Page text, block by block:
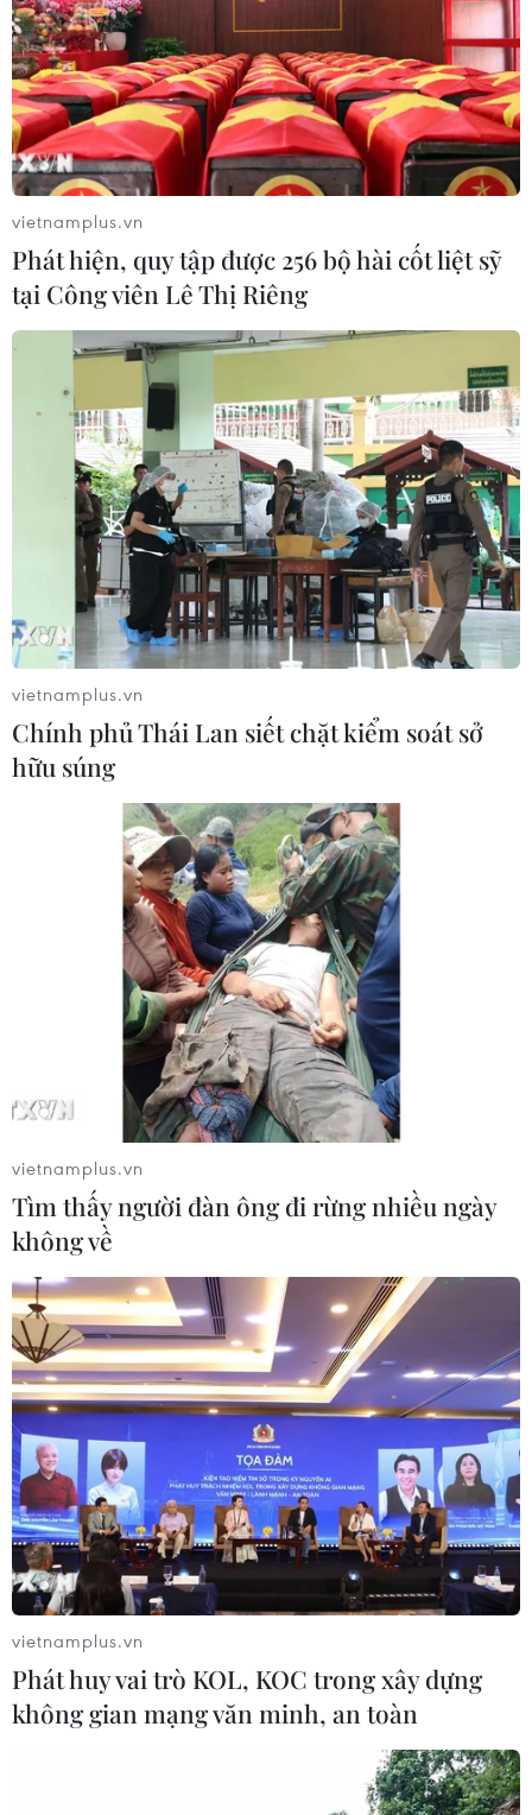
Hà Nội: "Ngược đời" đi chợ tranh tết mua tác phẩm
đương đại
14/02/2015 07:34
Không phải chữ Ông Đồ hay tranh Đông Hồ, Tết Art, chợ tranh Tết đương đại
đầu tiên được tổ chức, nhằm gợi lại nét đẹp truyền thống đang mất dần của
người Việt trong bối cảnh cuộc sống hiện đại.
vietnamplus.vn
Phát hiện, quy tập được 256 bộ hài cốt liệt sỹ
tại Công viên Lê Thị Riêng
vietnamplus.vn
Chính phủ Thái Lan siết chặt kiểm soát sở
hữu súng
vietnamplus.vn
Tìm thấy người đàn ông đi rừng nhiều ngày
không về
vietnamplus.vn
Phát huy vai trò KOL, KOC trong xây dựng
không gian mạng văn minh, an toàn